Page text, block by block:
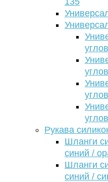
Рукава
Шланги
синий /
Шланги
синий /